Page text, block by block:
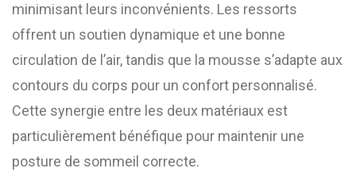
minimisant leurs inconvénients. Les ressorts
offrent un soutien dynamique et une bonne
circulation de l’air, tandis que la mousse s’adapte aux
contours du corps pour un confort personnalisé.
Cette synergie entre les deux matériaux est
particulièrement bénéfique pour maintenir une
posture de sommeil correcte.